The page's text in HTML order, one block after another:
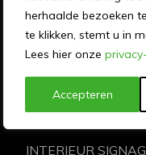
herhaalde bezoeken
te klikken, stemt u in
Lees hier onze
Accepteren
OVER ONS
MEMO reclame
monteert al 50 jaar
mooie merken en
ONZE
INTERIEUR